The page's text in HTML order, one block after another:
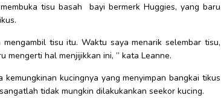
tisu basah bayi bermerk Huggies, yang baru
tisu itu. Waktu saya menarik selembar tisu,
hal menjijikkan ini, ” kata Leanne.
kucingnya yang menyimpan bangkai tikus
tidak mungkin dilakukankan seekor kucing.